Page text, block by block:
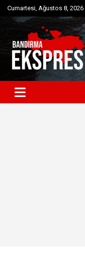
Skip
to
content
Cumartesi, Ağustos 8, 2026
Bandırma
Bandırma'dan güncel